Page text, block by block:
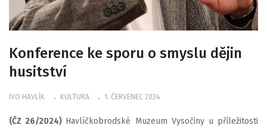
Konference ke sporu o smyslu dějin
husitství
IVO HAVLÍK KULTURA 1. ČERVENEC 2024
(ČZ 26/2024) Havlíčkobrodské Muzeum Vysočiny u příležitosti